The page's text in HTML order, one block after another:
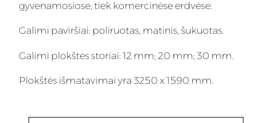
gyvenamosiose, tiek komercinėse erdvėse.
Galimi paviršiai: poliruotas, matinis, šukuotas.
Galimi plokštės storiai: 12 mm; 20 mm; 30 mm.
Plokštės išmatavimai yra 3250 x 1590 mm.